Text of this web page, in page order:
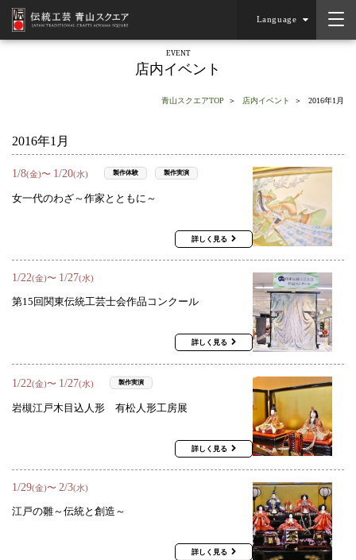
Language
EVENT
店内イベント
青山スクエアTOP 店内イベント 2016年1月
2016年1月
1/8(金)〜 1/20(水) 製作体験 製作実演
女一代のわざ～作家とともに～
詳しく見る
1/22(金)〜 1/27(水)
第15回関東伝統工芸士会作品コンクール
詳しく見る
1/22(金)〜 1/27(水) 製作実演
岩槻江戸木目込人形 有松人形工房展
詳しく見る
1/29(金)〜 2/3(水)
江戸の雛～伝統と創造～
詳しく見る